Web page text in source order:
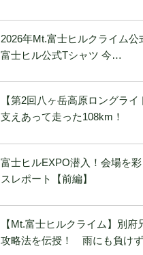
2026年Mt.富士ヒルクライム公
富士ヒル公式Tシャツ 今…
【第2回八ヶ岳高原ロングラ
支えあって走った108km！
富士ヒルEXPO潜入！会場を
スレポート【前編】
【Mt.富士ヒルクライム】別府
攻略法を伝授！ 雨にも負け